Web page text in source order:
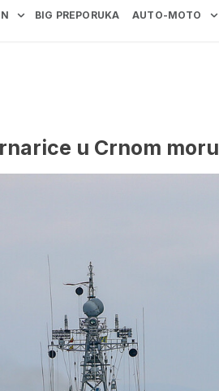
BIG PREPORUKA AUTO-MOTO
u Crnom moru